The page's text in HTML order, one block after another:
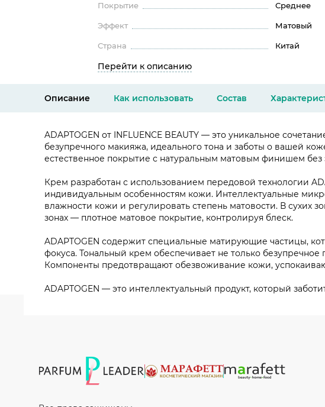
Покрытие Среднее
Эффект Матовый
Страна Китай
Перейти к описанию
Описание Как использовать Состав
ADAPTOGEN от INFLUENCE BEAUTY — это уникальное
безупречного макияжа, идеального тона и заботы о вашей
естественное покрытие с натуральным матовым финишем без
Крем разработан с использованием передовой технологии
индивидуальным особенностям кожи. Интеллектуальные
влажности кожи и регулировать степень матовости. В сухих
зонах — плотное матовое покрытие, контролируя блеск.
ADAPTOGEN содержит специальные матирующие частицы,
фокуса. Тональный крем обеспечивает не только
Компоненты предотвращают обезвоживание кожи,
ADAPTOGEN — это интеллектуальный продукт, который